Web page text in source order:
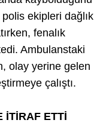
ekipleri dağlık
fenalık
Ambulanstaki
olay yerine gelen
çalıştı.
İTİRAF ETTİ